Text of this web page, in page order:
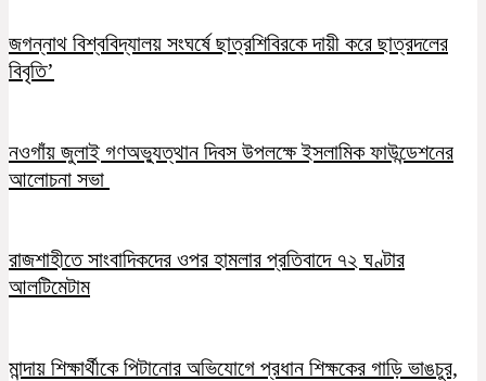
জগন্নাথ বিশ্ববিদ্যালয় সংঘর্ষে ছাত্রশিবিরকে দায়ী করে ছাত্রদলের
বিবৃতি’
নওগাঁয় জুলাই গণঅভ্যুত্থান দিবস উপলক্ষে ইসলামিক ফাউন্ডেশনের
আলোচনা সভা
রাজশাহীতে সাংবাদিকদের ওপর হামলার প্রতিবাদে ৭২ ঘণ্টার
আলটিমেটাম
মান্দায় শিক্ষার্থীকে পিটানোর অভিযোগে প্রধান শিক্ষকের গাড়ি ভাঙচুর,